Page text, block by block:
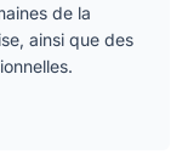
de la
ainsi que des